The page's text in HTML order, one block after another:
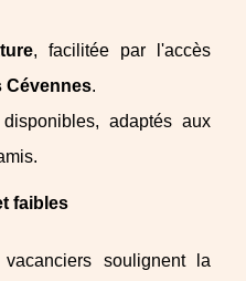
, facilitée par l'accès
Cévennes.
adaptés aux
faibles
soulignent la